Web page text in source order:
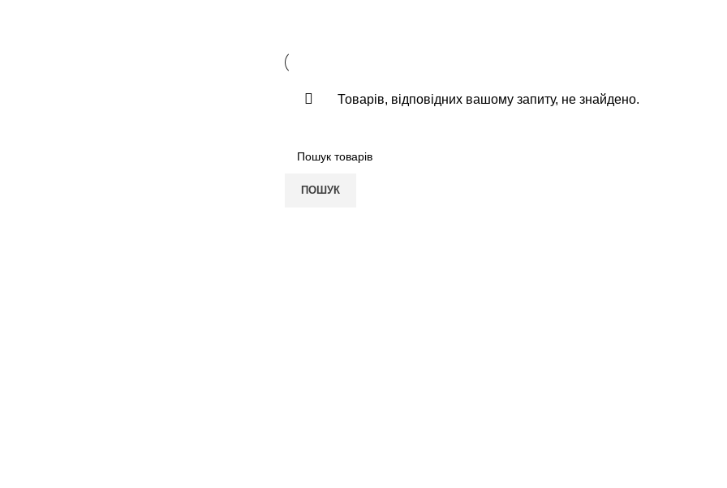
Товарів, відповідних вашому запиту, не знайдено.
ПОШУК